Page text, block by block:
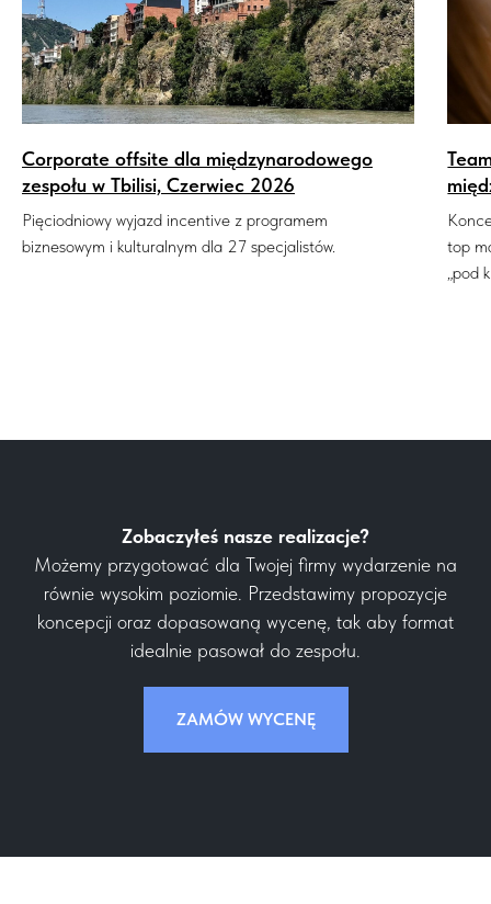
Corporate offsite dla międzynarodowego
zespołu w Tbilisi, Czerwiec 2026
Pięciodniowy wyjazd incentive z programem
biznesowym i kulturalnym dla 27 specjalistów.
top
„pod
Zobaczyłeś nasze realizacje?
Możemy przygotować dla Twojej firmy wydarzenie na
równie wysokim poziomie. Przedstawimy propozycje
koncepcji oraz dopasowaną wycenę, tak aby format
idealnie pasował do zespołu.
ZAMÓW WYCENĘ